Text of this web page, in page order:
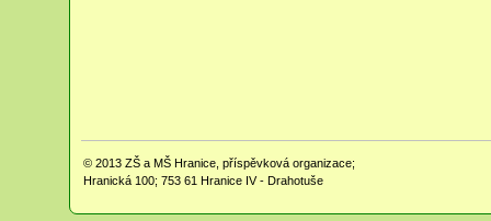
© 2013 ZŠ a MŠ Hranice, příspěvková organizace;
Hranická 100; 753 61 Hranice IV - Drahotuše